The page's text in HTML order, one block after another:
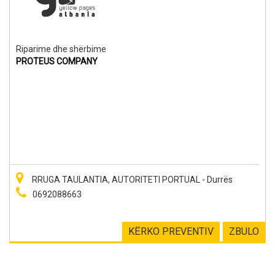
Riparime dhe shërbime
PROTEUS COMPANY
RRUGA TAULANTIA, AUTORITETI PORTUAL - Durrës
0692088663
ZBULO
KËRKO PREVENTIV